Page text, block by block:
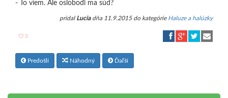
- To viem. Ale osloboďí ma súd?
pridal Luciadňa 11.9.2015 do kategórie Haluze a halúzky
3
Predošlí Náhodný Ďaľší